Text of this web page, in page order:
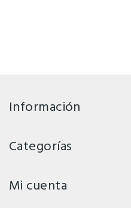
Información
Categorías
Mi cuenta